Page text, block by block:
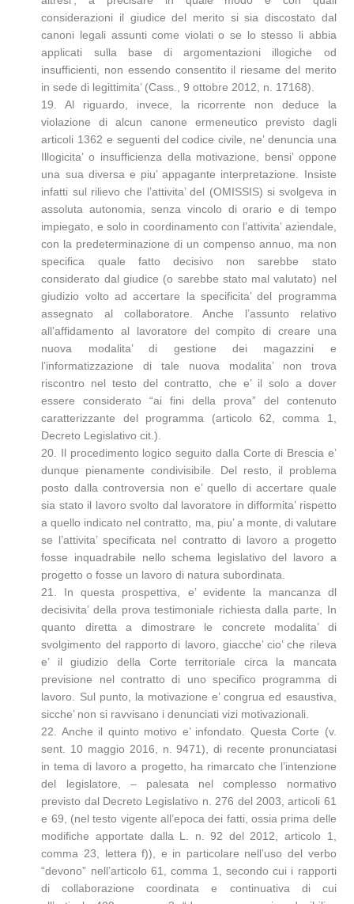
considerazioni il giudice del merito si sia discostato dal
canoni legali assunti come violati o se lo stesso li abbia
applicati sulla base di argomentazioni illogiche od
insufficienti, non essendo consentito il riesame del merito
in sede di legittimita’ (Cass., 9 ottobre 2012, n. 17168).
19. Al riguardo, invece, la ricorrente non deduce la
violazione di alcun canone ermeneutico previsto dagli
articoli 1362 e seguenti del codice civile, ne’ denuncia una
Illogicita’ o insufficienza della motivazione, bensi’ oppone
una sua diversa e piu’ appagante interpretazione. Insiste
infatti sul rilievo che l’attivita’ del (OMISSIS) si svolgeva in
assoluta autonomia, senza vincolo di orario e di tempo
impiegato, e solo in coordinamento con l’attivita’ aziendale,
con la predeterminazione di un compenso annuo, ma non
specifica quale fatto decisivo non sarebbe stato
considerato dal giudice (o sarebbe stato mal valutato) nel
giudizio volto ad accertare la specificita’ del programma
assegnato al collaboratore. Anche l’assunto relativo
all’affidamento al lavoratore del compito di creare una
nuova modalita’ di gestione dei magazzini e
l’informatizzazione di tale nuova modalita’ non trova
riscontro nel testo del contratto, che e’ il solo a dover
essere considerato “ai fini della prova” del contenuto
caratterizzante del programma (articolo 62, comma 1,
Decreto Legislativo cit.).
20. Il procedimento logico seguito dalla Corte di Brescia e’
dunque pienamente condivisibile. Del resto, il problema
posto dalla controversia non e’ quello di accertare quale
sia stato il lavoro svolto dal lavoratore in difformita’ rispetto
a quello indicato nel contratto, ma, piu’ a monte, di valutare
se l’attivita’ specificata nel contratto di lavoro a progetto
fosse inquadrabile nello schema legislativo del lavoro a
progetto o fosse un lavoro di natura subordinata.
21. In questa prospettiva, e’ evidente la mancanza dl
decisivita’ della prova testimoniale richiesta dalla parte, In
quanto diretta a dimostrare le concrete modalita’ di
svolgimento del rapporto di lavoro, giacche’ cio’ che rileva
e’ il giudizio della Corte territoriale circa la mancata
previsione nel contratto di uno specifico programma di
lavoro. Sul punto, la motivazione e’ congrua ed esaustiva,
sicche’ non si ravvisano i denunciati vizi motivazionali.
22. Anche il quinto motivo e’ infondato. Questa Corte (v.
sent. 10 maggio 2016, n. 9471), di recente pronunciatasi
in tema di lavoro a progetto, ha rimarcato che l’intenzione
del legislatore, – palesata nel complesso normativo
previsto dal Decreto Legislativo n. 276 del 2003, articoli 61
e 69, (nel testo vigente all’epoca dei fatti, ossia prima delle
modifiche apportate dalla L. n. 92 del 2012, articolo 1,
comma 23, lettera f)), e in particolare nell’uso del verbo
“devono” nell’articolo 61, comma 1, secondo cui i rapporti
di collaborazione coordinata e continuativa di cui